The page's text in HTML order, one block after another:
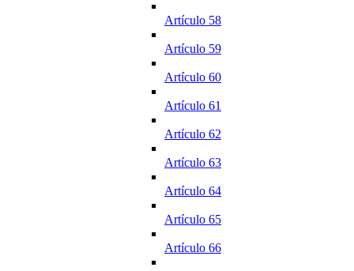
Artículo 58
Artículo 59
Artículo 60
Artículo 61
Artículo 62
Artículo 63
Artículo 64
Artículo 65
Artículo 66